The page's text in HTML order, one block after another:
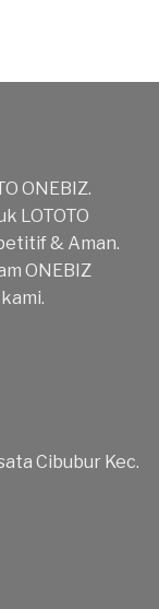
ONEBIZ.
LOTOTO
& Aman.
ONEBIZ
Cibubur Kec.